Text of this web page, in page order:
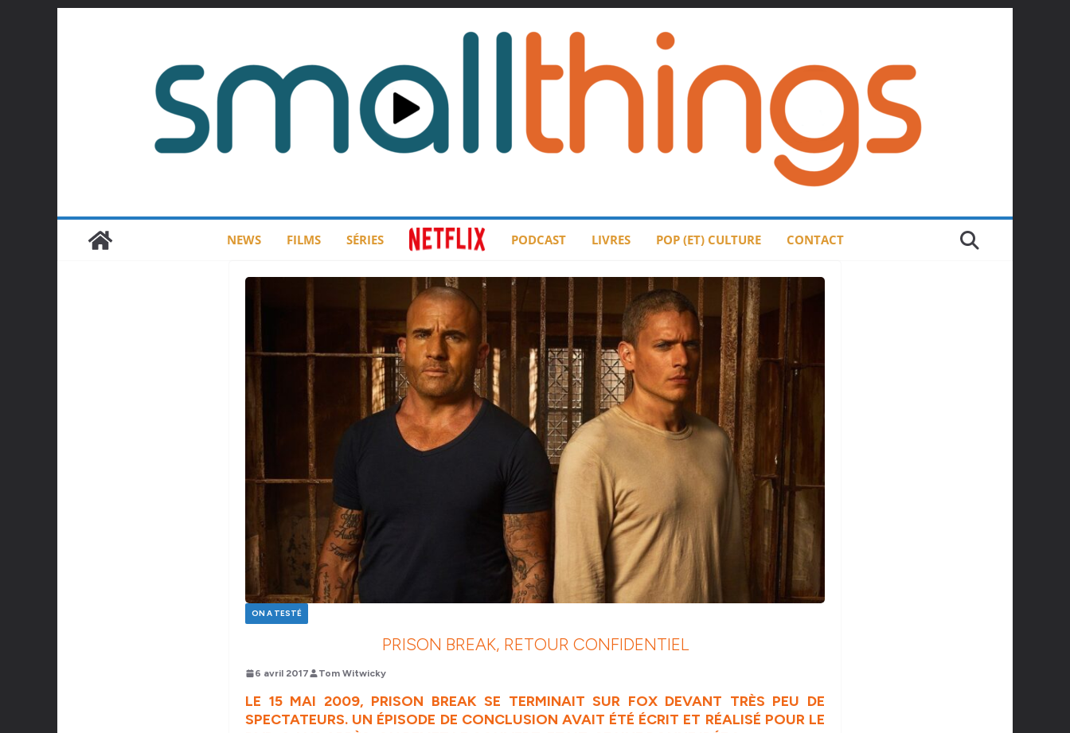
NEWS FILMS SÉRIES PODCAST LIVRES POP (ET) CULTURE CONTACT
ON A TESTÉ
PRISON BREAK, RETOUR CONFIDENTIEL
6 avril 2017 Tom Witwicky
LE 15 MAI 2009, PRISON BREAK SE TERMINAIT SUR FOX DEVANT TRÈS PEU DE
SPECTATEURS. UN ÉPISODE DE CONCLUSION AVAIT ÉTÉ ÉCRIT ET RÉALISÉ POUR LE